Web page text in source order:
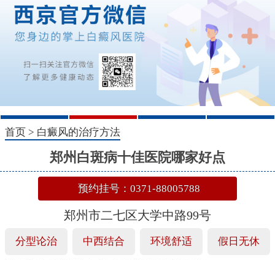
1 2 3 4
首页 > 白癜风的治疗方法
郑州白斑病十佳医院哪家好点
预约挂号：0371-88005788
郑州市二七区大学中路99号
分型论治 中西结合 环境舒适 假日无休